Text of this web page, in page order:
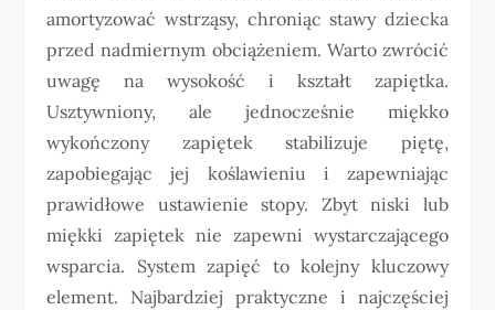
amortyzować wstrząsy, chroniąc stawy dziecka
przed nadmiernym obciążeniem. Warto zwrócić
uwagę na wysokość i kształt zapiętka.
Usztywniony, ale jednocześnie miękko
wykończony zapiętek stabilizuje piętę,
zapobiegając jej koślawieniu i zapewniając
prawidłowe ustawienie stopy. Zbyt niski lub
miękki zapiętek nie zapewni wystarczającego
wsparcia. System zapięć to kolejny kluczowy
element. Najbardziej praktyczne i najczęściej